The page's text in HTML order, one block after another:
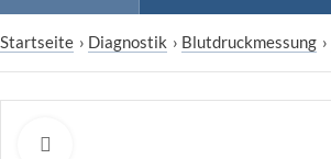
Startseite › Diagnostik › Blutdruckmessung ›